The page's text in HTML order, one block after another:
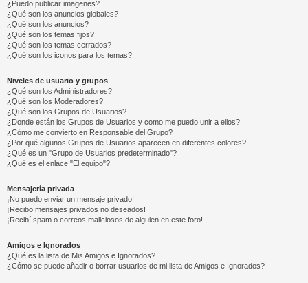
¿Puedo publicar imagenes?
¿Qué son los anuncios globales?
¿Qué son los anuncios?
¿Qué son los temas fijos?
¿Qué son los temas cerrados?
¿Qué son los iconos para los temas?
Niveles de usuario y grupos
¿Qué son los Administradores?
¿Qué son los Moderadores?
¿Qué son los Grupos de Usuarios?
¿Donde están los Grupos de Usuarios y como me puedo unir a ellos?
¿Cómo me convierto en Responsable del Grupo?
¿Por qué algunos Grupos de Usuarios aparecen en diferentes colores?
¿Qué es un "Grupo de Usuarios predeterminado"?
¿Qué es el enlace "El equipo"?
Mensajería privada
¡No puedo enviar un mensaje privado!
¡Recibo mensajes privados no deseados!
¡Recibí spam o correos maliciosos de alguien en este foro!
Amigos e Ignorados
¿Qué es la lista de Mis Amigos e Ignorados?
¿Cómo se puede añadir o borrar usuarios de mi lista de Amigos e Ignorados?